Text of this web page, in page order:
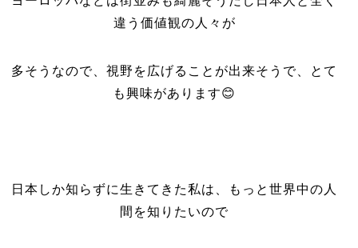
違う価値観の人々が
多そうなので、視野を広げることが出来そうで、とて
も興味があります😊
日本しか知らずに生きてきた私は、もっと世界中の人
間を知りたいので